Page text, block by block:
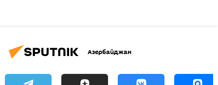
Азербайджан